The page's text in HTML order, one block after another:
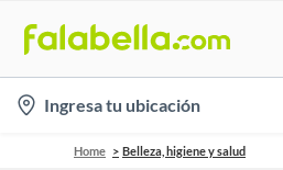
location-
icon
Ingresa tu ubicación
Home Belleza, higiene y salud